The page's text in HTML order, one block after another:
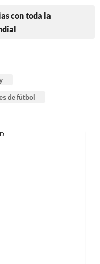
con toda la
de fútbol